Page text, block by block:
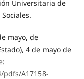
Universitaria de
mayo, de
4 de mayo de
A17158-